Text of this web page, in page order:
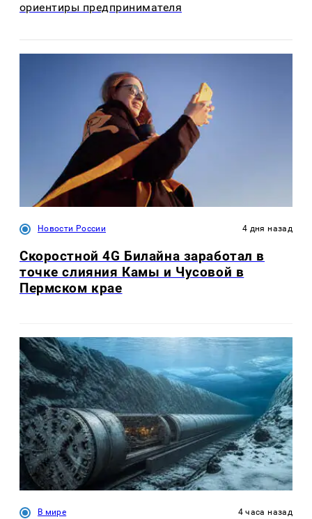
ориентиры предпринимателя
Новости России 4 дня назад
Скоростной 4G Билайна заработал в
точке слияния Камы и Чусовой в
Пермском крае
В мире 4 часа назад